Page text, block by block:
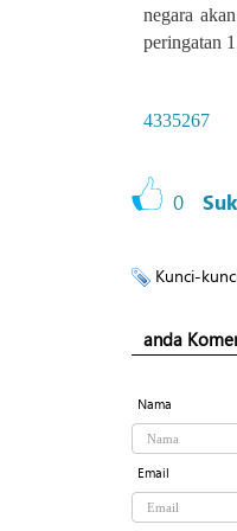
negara
peringatan
4335267
0
Kunci-
anda
Nama
Email